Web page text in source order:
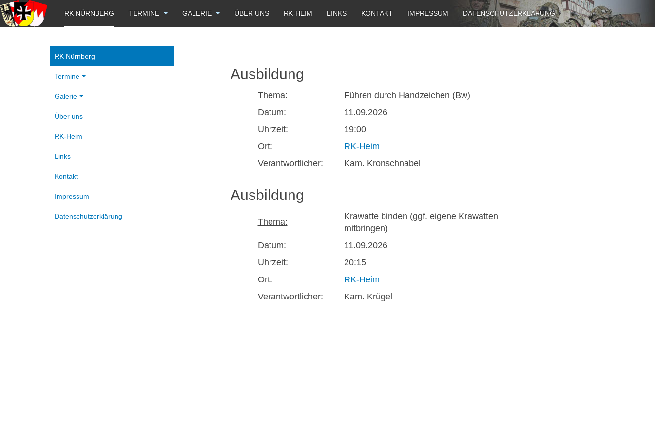
RK NÜRNBERG TERMINE GALERIE ÜBER UNS RK-HEIM LINKS KONTAKT IMPRESSUM DATENSCHUTZERKLÄRUNG
Ausbildung
Thema:
Führen durch Handzeichen (Bw)
Datum:
11.09.2026
Uhrzeit:
19:00
Ort:
RK-Heim
Verantwortlicher:
Kam. Kronschnabel
Ausbildung
Thema:
Krawatte binden (ggf. eigene Krawatten
mitbringen)
Datum:
11.09.2026
Uhrzeit:
20:15
Ort:
RK-Heim
Verantwortlicher:
Kam. Krügel
RK Nürnberg
Termine
Galerie
Über uns
RK-Heim
Links
Kontakt
Impressum
Datenschutzerklärung